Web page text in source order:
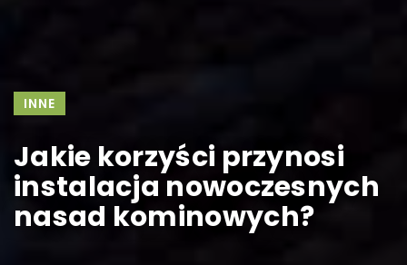
INNE
Jakie korzyści przynosi
instalacja nowoczesnych
nasad kominowych?